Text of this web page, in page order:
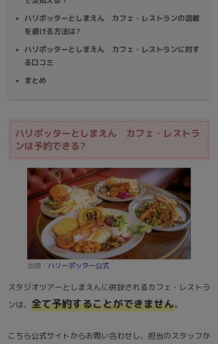
ハリポッターとしまえん カフェ・レストランの混雑
を避ける方法は?
ハリポッターとしまえん カフェ・レストランに対す
る口コミ
まとめ
ハリポッターとしまえん カフェ・レストラ
ンは予約できる?
出典： ハリーポッター公式
スタジオツアーとしまえんに併設されるカフェ・レストラ
ンは、 全て予約することができません。
こちら公式サイトからお問い合わせし、担当のスタッフか